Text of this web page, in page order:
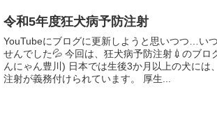
令和5年度狂犬病予防注射
YouTubeにブログに更新しようと思いつつ…い
せんでした💦 今回は、狂犬病予防注射💉のブロ
んにゃん豊川) 日本では生後3か月以上の犬には
注射が義務付けられています。 厚生...